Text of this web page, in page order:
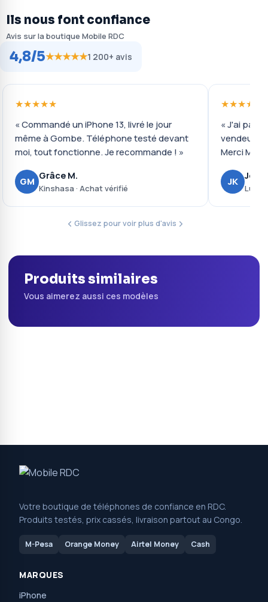
Ils nous font confiance
Avis sur la boutique Mobile RDC
4,8/5★★★★★1 200+ avis
★★★★★
« Commandé un iPhone 13, livré le jour
même à Gombe. Téléphone testé devant
moi, tout fonctionne. Je recommande ! »
GM Grâce M.
Kinshasa · Achat vérifié
★★★★★
« J'ai payé
vendeur
Merci
JK
Glissez pour voir plus d'avis
Produits similaires
Vous aimerez aussi ces modèles
Votre boutique de téléphones de confiance en RDC.
Produits testés, prix cassés, livraison partout au Congo.
M-Pesa Orange Money Airtel Money Cash
MARQUES
iPhone